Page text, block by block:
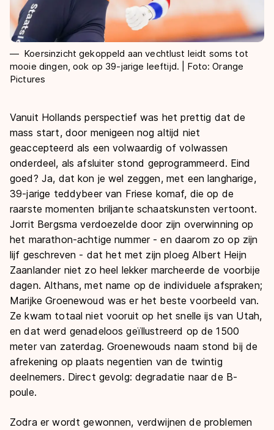
Koersinzicht gekoppeld aan vechtlust leidt soms tot
mooie dingen, ook op 39-jarige leeftijd. | Foto: Orange
Pictures
Vanuit Hollands perspectief was het prettig dat de
mass start, door menigeen nog altijd niet
geaccepteerd als een volwaardig of volwassen
onderdeel, als afsluiter stond geprogrammeerd. Eind
goed? Ja, dat kon je wel zeggen, met een langharige,
39-jarige teddybeer van Friese komaf, die op de
raarste momenten briljante schaatskunsten vertoont.
Jorrit Bergsma verdoezelde door zijn overwinning op
het marathon-achtige nummer - en daarom zo op zijn
lijf geschreven - dat het met zijn ploeg Albert Heijn
Zaanlander niet zo heel lekker marcheerde de voorbije
dagen. Althans, met name op de individuele afspraken;
Marijke Groenewoud was er het beste voorbeeld van.
Ze kwam totaal niet vooruit op het snelle ijs van Utah,
en dat werd genadeloos geïllustreerd op de 1500
meter van zaterdag. Groenewouds naam stond bij de
afrekening op plaats negentien van de twintig
deelnemers. Direct gevolg: degradatie naar de B-
poule.
Zodra er wordt gewonnen, verdwijnen de problemen